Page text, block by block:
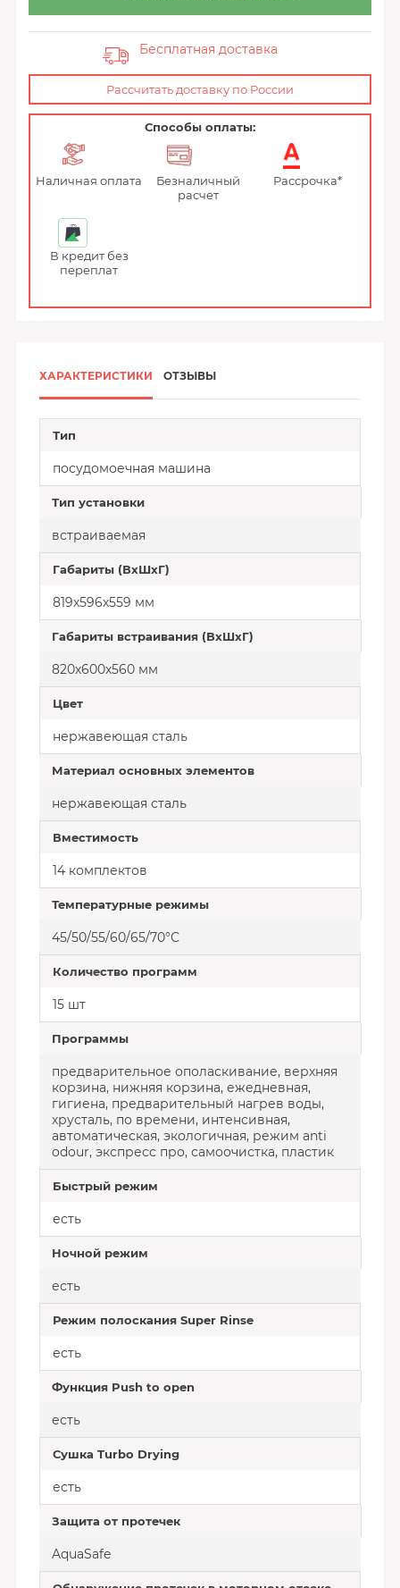
Бесплатная доставка
Рассчитать доставку по России
Способы оплаты:
Наличная оплата
Безналичный
расчет
Рассрочка*
В кредит без
переплат
ХАРАКТЕРИСТИКИ ОТЗЫВЫ
Тип
посудомоечная машина
Тип установки
встраиваемая
Габариты (ВхШхГ)
819х596х559 мм
Габариты встраивания (ВхШхГ)
820х600х560 мм
Цвет
нержавеющая сталь
Материал основных элементов
нержавеющая сталь
Вместимость
14 комплектов
Температурные режимы
45/50/55/60/65/70°С
Количество программ
15 шт
Программы
предварительное ополаскивание, верхняя
корзина, нижняя корзина, ежедневная,
гигиена, предварительный нагрев воды,
хрусталь, по времени, интенсивная,
автоматическая, экологичная, режим anti
odour, экспресс про, самоочистка, пластик
Быстрый режим
есть
Ночной режим
есть
Режим полоскания Super Rinse
есть
Функция Push to open
есть
Сушка Turbo Drying
есть
Защита от протечек
AquaSafe